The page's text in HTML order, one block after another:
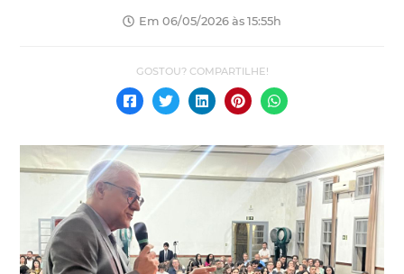
Em 06/05/2026 às 15:55h